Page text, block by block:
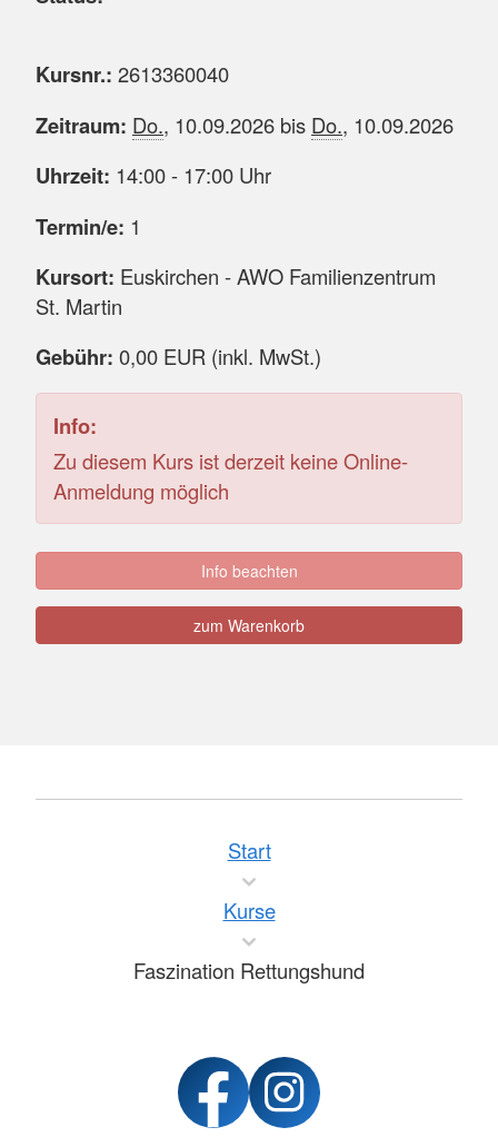
Kursnr.: 2613360040
Zeitraum: Do., 10.09.2026 bis Do., 10.09.2026
Uhrzeit: 14:00 - 17:00 Uhr
Termin/e: 1
Kursort: Euskirchen - AWO Familienzentrum
St. Martin
Gebühr: 0,00 EUR (inkl. MwSt.)
Info:
Zu diesem Kurs ist derzeit keine Online-
Anmeldung möglich
Info beachten
zum Warenkorb
Start
Kurse
Faszination Rettungshund